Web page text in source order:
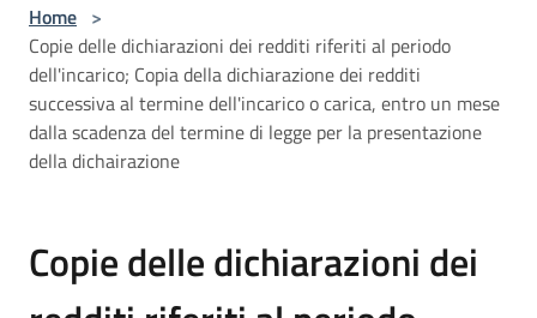
Home >
Copie delle dichiarazioni dei redditi riferiti al periodo
dell'incarico; Copia della dichiarazione dei redditi
successiva al termine dell'incarico o carica, entro un mese
dalla scadenza del termine di legge per la presentazione
della dichairazione
Copie delle dichiarazioni dei